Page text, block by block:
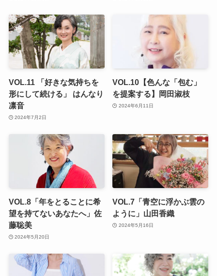
VOL.11 「好きな気持ちを
形にして続ける」 はんなり
凛音
2024年7月2日
VOL.10【色んな「包む」
を提案する】岡田淑枝
2024年6月11日
VOL.8「年をとることに希
望を持てないあなたへ」佐
藤聡美
2024年5月20日
VOL.7「青空に浮かぶ雲の
ように」山田香織
2024年5月16日